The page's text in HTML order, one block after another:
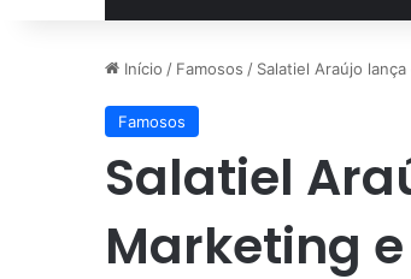
Início / Famosos / Salatiel Araújo
Famosos
Salatiel
Marketing